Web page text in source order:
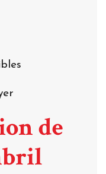
de